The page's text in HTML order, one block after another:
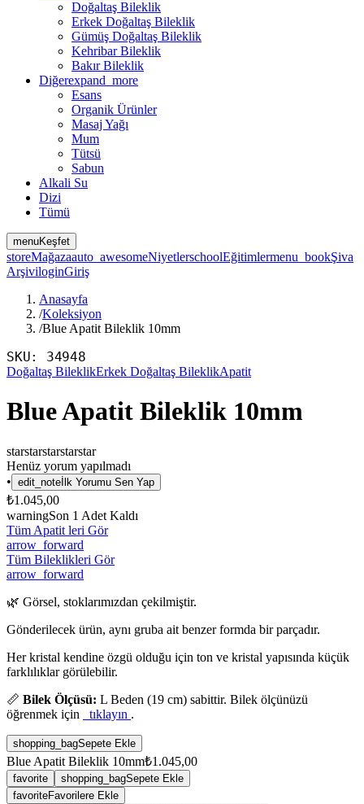
Doğaltaş Bileklik
Erkek Doğaltaş Bileklik
Gümüş Doğaltaş Bileklik
Kehribar Bileklik
Bakır Bileklik
Diğerexpand_more
Esans
Organik Ürünler
Masaj Yağı
Mum
Tütsü
Sabun
Alkali Su
Dizi
Tümü
menuKeşfet
storeMağazaauto_awesomeNiyetlerschoolEğitimlermenu_bookŞiva
ArşiviloginGiriş
Anasayfa
/Koleksiyon
/Blue Apatit Bileklik 10mm
SKU: 34948
Doğaltaş BileklikErkek Doğaltaş BileklikApatit
Blue Apatit Bileklik 10mm
starstarstarstarstar
Henüz yorum yapılmadı
• edit_note İlk Yorumu Sen Yap
₺1.045,00
warningSon 1 Adet Kaldı
Tüm Apatit leri Gör
arrow_forward
Tüm Bileklikleri Gör
arrow_forward
🌿 Görsel, stoklarımızdan çekilmiştir.
Gönderilecek ürün, aynı gruba ait benzer formda bir parçadır.
Her kristal kendine özgü olduğu için ton ve kristal yapısında küçük
farklılıklar görülebilir.
📏 Bilek Ölçüsü: L Beden (19 cm) sabittir. Bilek ölçünüzü
öğrenmek için
tıklayın .
shopping_bagSepete Ekle
Blue Apatit Bileklik 10mm₺1.045,00
favorite shopping_bagSepete Ekle
favoriteFavorilere Ekle